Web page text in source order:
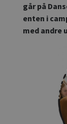
går på
enten i
med andre